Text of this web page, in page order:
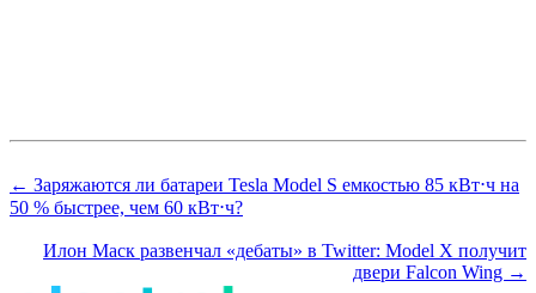
← Заряжаются ли батареи Tesla Model S емкостью 85 кВт⋅ч на
50 % быстрее, чем 60 кВт⋅ч?
Илон Маск развенчал «дебаты» в Twitter: Model X получит
двери Falcon Wing →